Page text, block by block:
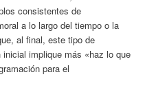
consistentes de
a lo largo del tiempo o la
al final, este tipo de
implique más «haz lo que
para el